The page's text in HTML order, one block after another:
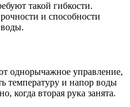
такой гибкости.
и способности
однорычажное управление,
температуру и напор воды
когда вторая рука занята.